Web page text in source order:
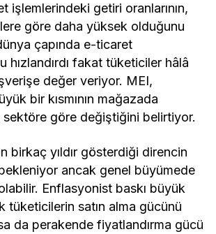
işlemlerindeki getiri oranlarının,
göre daha yüksek olduğunu
çapında e-ticaret
hızlandırdı fakat tüketiciler hâlâ
değer veriyor. MEI,
bir kısmının mağazada
sektöre göre değiştiğini belirtiyor.
birkaç yıldır gösterdiği direncin
ancak genel büyümede
Enflasyonist baskı büyük
tüketicilerin satın alma gücünü
da perakende fiyatlandırma gücü